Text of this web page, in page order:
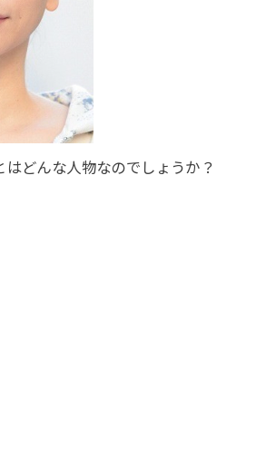
はどんな人物なのでしょうか？